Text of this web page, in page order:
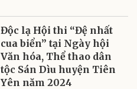
Độc lạ Hội thi “Đệ nhất
cua biển” tại Ngày hội
Văn hóa, Thể thao dân
tộc Sán Dìu huyện Tiên
Yên năm 2024